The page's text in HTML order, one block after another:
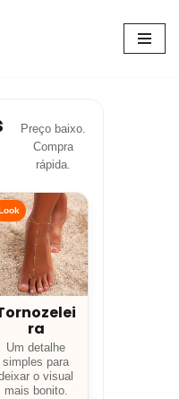
Preço baixo.
Compra
rápida.
ra
Um detalhe
simples para
o visual
mais bonito.